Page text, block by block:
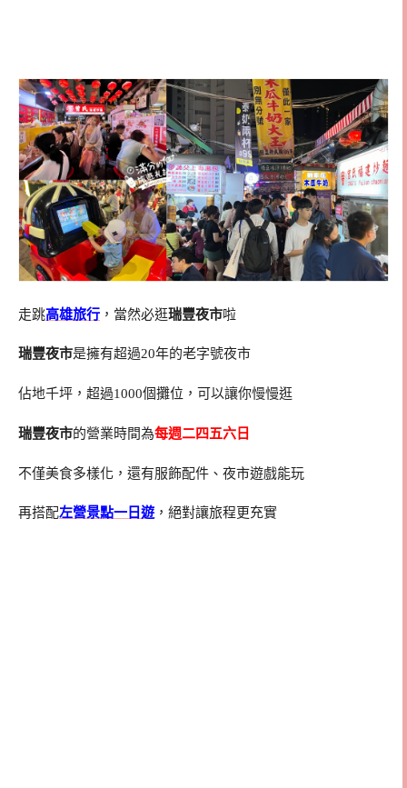
走跳高雄旅行 ，當然必逛瑞豐夜市啦
瑞豐夜市是擁有超過20年的老字號夜市
佔地千坪，超過1000個攤位，可以讓你慢慢逛
瑞豐夜市的營業時間為每週二四五六日
不僅美食多樣化，還有服飾配件、夜市遊戲能玩
再搭配左營景點一日遊 ，絕對讓旅程更充實